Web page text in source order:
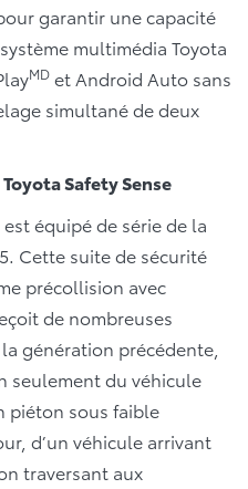
garantir une capacité
multimédia Toyota
MD et Android Auto sans
simultané de deux
Safety Sense
équipé de série de la
Cette suite de sécurité
précollision avec
de nombreuses
génération précédente,
seulement du véhicule
piéton sous faible
d’un véhicule arrivant
traversant aux